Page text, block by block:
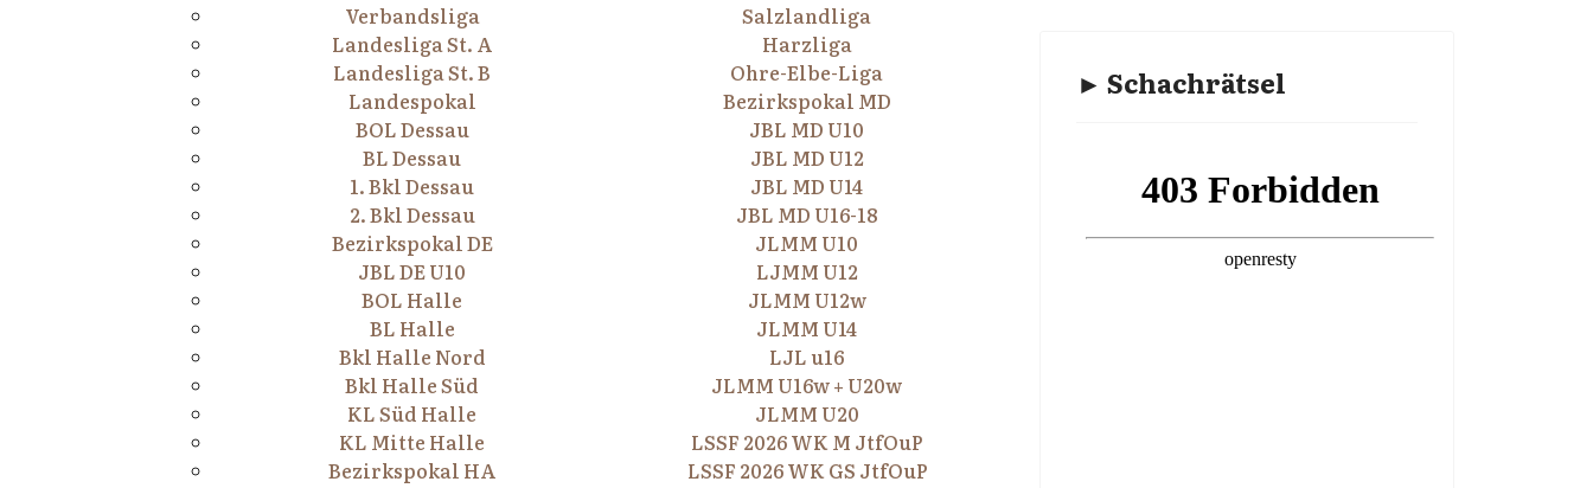
Verbandsliga
Salzlandliga
Landesliga St. A
Harzliga
Landesliga St. B
Ohre-Elbe-Liga
Landespokal
Bezirkspokal MD
BOL Dessau
JBL MD U10
BL Dessau
JBL MD U12
1. Bkl Dessau
JBL MD U14
2. Bkl Dessau
JBL MD U16-18
Bezirkspokal DE
JLMM U10
JBL DE U10
LJMM U12
BOL Halle
JLMM U12w
BL Halle
JLMM U14
Bkl Halle Nord
LJL u16
Bkl Halle Süd
JLMM U16w + U20w
KL Süd Halle
JLMM U20
KL Mitte Halle
LSSF 2026 WK M JtfOuP
Bezirkspokal HA
LSSF 2026 WK GS JtfOuP
► Schachrätsel